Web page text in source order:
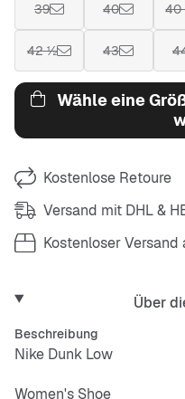
39 40
42 ½ 43
Wähle eine
Kostenlose Retoure
Versand mit DHL &
Kostenloser
Über
Beschreibung
Nike Dunk Low
Women's Shoe